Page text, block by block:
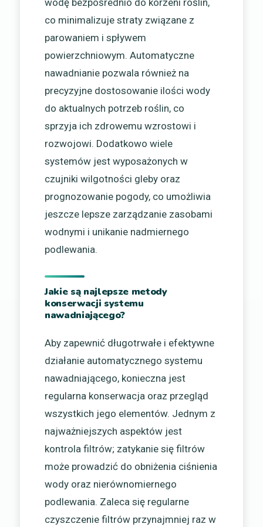
co minimalizuje straty związane z
parowaniem i spływem
powierzchniowym. Automatyczne
nawadnianie pozwala również na
precyzyjne dostosowanie ilości wody
do aktualnych potrzeb roślin, co
sprzyja ich zdrowemu wzrostowi i
rozwojowi. Dodatkowo wiele
systemów jest wyposażonych w
czujniki wilgotności gleby oraz
prognozowanie pogody, co umożliwia
jeszcze lepsze zarządzanie zasobami
wodnymi i unikanie nadmiernego
podlewania.
Jakie są najlepsze metody
konserwacji systemu
nawadniającego?
Aby zapewnić długotrwałe i efektywne
działanie automatycznego systemu
nawadniającego, konieczna jest
regularna konserwacja oraz przegląd
wszystkich jego elementów. Jednym z
najważniejszych aspektów jest
kontrola filtrów; zatykanie się filtrów
może prowadzić do obniżenia ciśnienia
wody oraz nierównomiernego
podlewania. Zaleca się regularne
czyszczenie filtrów przynajmniej raz w